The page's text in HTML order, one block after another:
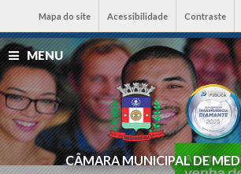
Mapa do site Acessibilidade Contraste
MENU
CÂMARA MUNICIPAL DE